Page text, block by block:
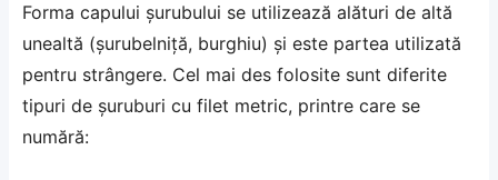
Forma capului șurubului se utilizează alături de altă
unealtă (șurubelniță, burghiu) și este partea utilizată
pentru strângere. Cel mai des folosite sunt diferite
tipuri de șuruburi cu filet metric, printre care se
numără: